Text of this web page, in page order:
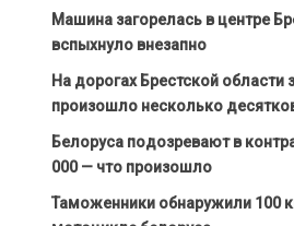
Машина загорелась в центре
вспыхнуло внезапно
На дорогах Брестской области
произошло несколько
Белоруса подозревают в
000 — что произошло
Таможенники обнаружили 100